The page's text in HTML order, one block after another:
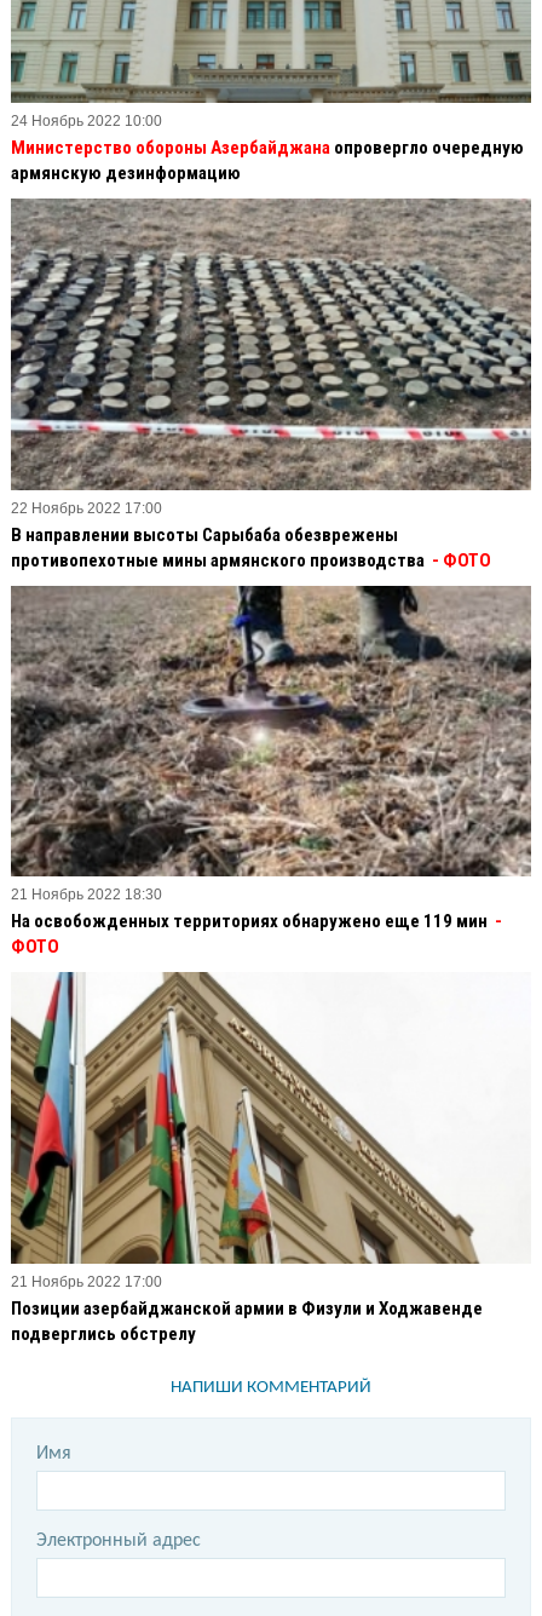
24 Ноябрь 2022 10:00
Министерство обороны Азербайджана опровергло очередную
армянскую дезинформацию
22 Ноябрь 2022 17:00
В направлении высоты Сарыбаба обезврежены
противопехотные мины армянского производства - ФОТО
21 Ноябрь 2022 18:30
На освобожденных территориях обнаружено еще 119 мин -
ФОТО
21 Ноябрь 2022 17:00
Позиции азербайджанской армии в Физули и Ходжавенде
подверглись обстрелу
НАПИШИ КОММЕНТАРИЙ
Имя
Электронный адрес